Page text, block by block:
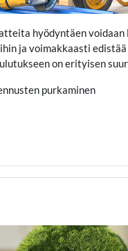
hyödyntäen
ja voimakkaasti
on erityisen
purkaminen